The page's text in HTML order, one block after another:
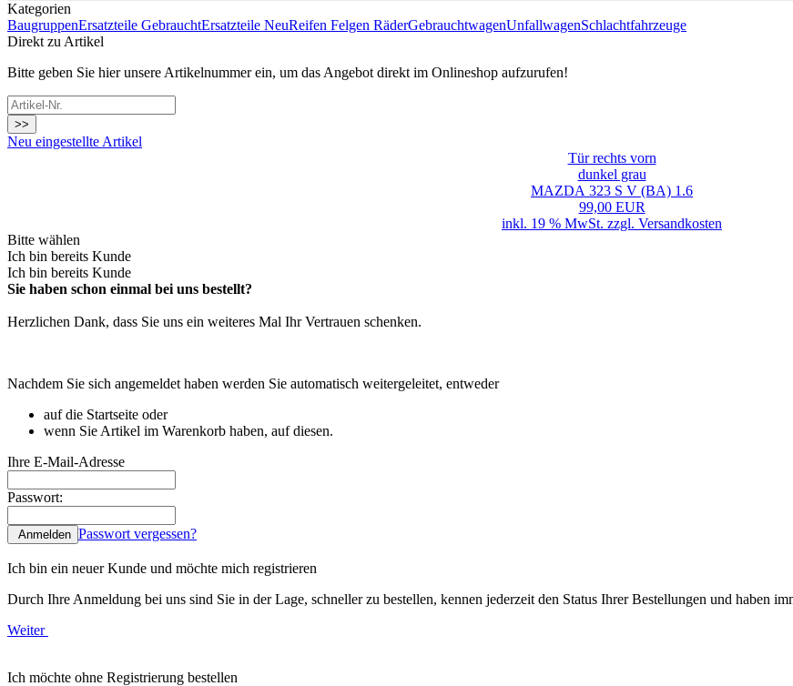
Kategorien
BaugruppenErsatzteile GebrauchtErsatzteile NeuReifen Felgen RäderGebrauchtwagenUnfallwagenSchlachtfahrzeuge
Direkt zu Artikel
Bitte geben Sie hier unsere Artikelnummer ein, um das Angebot direkt im Onlineshop aufzurufen!
>>
Neu eingestellte Artikel
Tür rechts vorn
dunkel grau
MAZDA 323 S V (BA) 1.6
99,00 EUR
inkl. 19 % MwSt. zzgl. Versandkosten
Bitte wählen
Ich bin bereits Kunde
Ich bin bereits Kunde
Sie haben schon einmal bei uns bestellt?
Herzlichen Dank, dass Sie uns ein weiteres Mal Ihr Vertrauen schenken.
Nachdem Sie sich angemeldet haben werden Sie automatisch weitergeleitet, entweder
auf die Startseite oder
wenn Sie Artikel im Warenkorb haben, auf diesen.
Ihre E-Mail-Adresse
Passwort:
Anmelden Passwort vergessen?
Ich bin ein neuer Kunde und möchte mich registrieren
Durch Ihre Anmeldung bei uns sind Sie in der Lage, schneller zu bestellen, kennen jederzeit den Status Ihrer Bestellungen und haben
Weiter
Ich möchte ohne Registrierung bestellen